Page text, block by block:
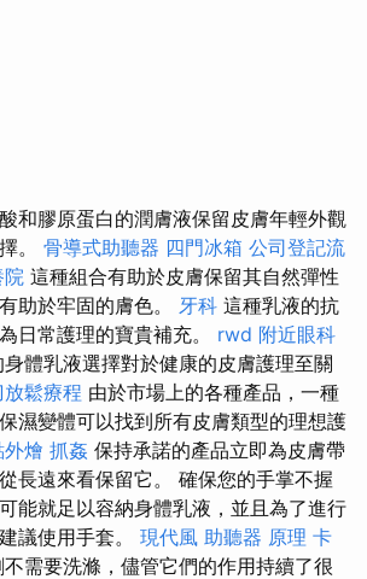
和膠原蛋白的潤膚液保留皮膚年輕外觀
。 骨導式助聽器 四門冰箱 公司登記流
院 這種組合有助於皮膚保留其自然彈性
助於牢固的膚色。 牙科 這種乳液的抗
日常護理的寶貴補充。 rwd 附近眼科
體乳液選擇對於健康的皮膚護理至關
鬆療程 由於市場上的各種產品，一種
濕變體可以找到所有皮膚類型的理想護
外燴 抓姦 保持承諾的產品立即為皮膚帶
長遠來看保留它。 確保您的手掌不握
能就足以容納身體乳液，並且為了進行
議使用手套。 現代風 助聽器 原理 卡
需要洗滌，儘管它們的作用持續了很